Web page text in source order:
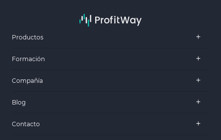
Productos
Formación
Compañía
Blog
Contacto